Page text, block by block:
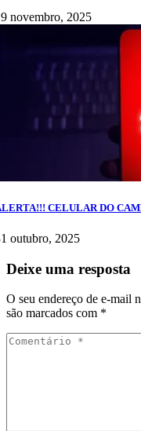
novembro, 2025
CELULAR DO
outubro, 2025
Deixe uma resposta
O seu endereço de e-mail
são marcados com *